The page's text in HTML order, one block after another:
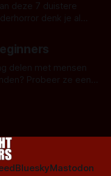
deze 7 duistere
Nederlandse horror
Nederlandse tv-
series uit het duistere of horrorgenre. Als
delen met mensen
Probeer ze eens
BlueskyMastodon